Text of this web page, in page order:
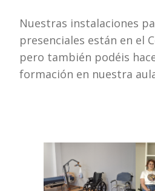
Nuestras instalaciones
presenciales están en el
pero también podéis
formación en nuestra